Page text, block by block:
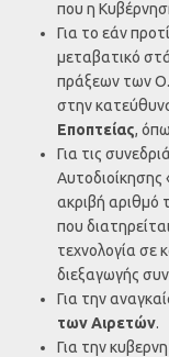
που η
Για το εάν
μεταβατικό
πράξεων των
στην
Εποπτείας,
Για τις
Αυτοδιοίκησης
ακριβή αριθμό
που
τεχνολογία σε
διεξαγωγής
Για την
των Αιρετών.
Για την